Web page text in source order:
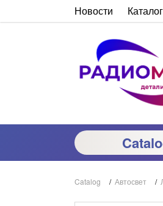
Новости Каталог
Catalog / Автосвет /